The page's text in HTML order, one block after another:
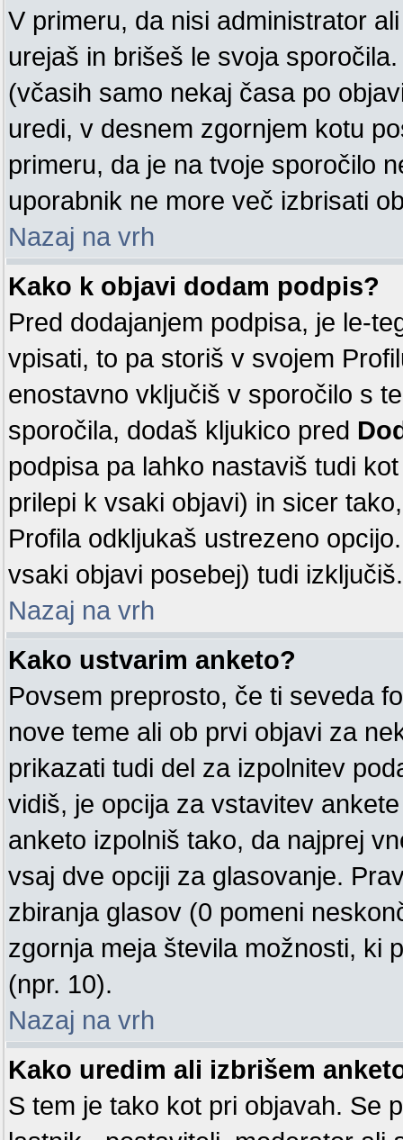
V primeru, da nisi administrator
urejaš in brišeš le svoja
(včasih samo nekaj časa po
uredi, v desnem zgornjem kotu
primeru, da je na tvoje sporočilo
uporabnik ne more več izbrisati
Nazaj na vrh
Kako k objavi dodam podpis?
Pred dodajanjem podpisa, je le-
vpisati, to pa storiš v svojem
enostavno vključiš v sporočilo s
sporočila, dodaš kljukico pred
podpisa pa lahko nastaviš tudi
prilepi k vsaki objavi) in sicer
Profila odkljukaš ustrezeno
vsaki objavi posebej) tudi izključiš.
Nazaj na vrh
Kako ustvarim anketo?
Povsem preprosto, če ti seveda
nove teme ali ob prvi objavi za
prikazati tudi del za izpolnitev
vidiš, je opcija za vstavitev
anketo izpolniš tako, da najprej
vsaj dve opciji za glasovanje.
zbiranja glasov (0 pomeni
zgornja meja števila možnosti, ki
(npr. 10).
Nazaj na vrh
Kako uredim ali izbrišem
S tem je tako kot pri objavah. Se